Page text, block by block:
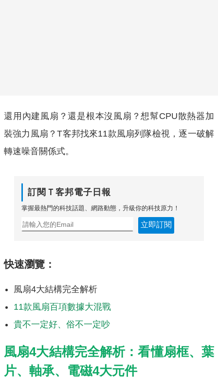
還用內建風扇？還是根本沒風扇？想幫CPU散熱器加
裝強力風扇？T客邦找來11款風扇列隊檢視，逐一破解
轉速噪音關係式。
訂閱Ｔ客邦電子日報
掌握最熱門的科技話題、網路動態，升級你的科技原力！
立即訂閱
快速瀏覽：
風扇4大結構完全解析
11款風扇百項數據大混戰
貴不一定好、俗不一定吵
風扇4大結構完全解析：看懂扇框、葉
片、軸承、電磁4大元件